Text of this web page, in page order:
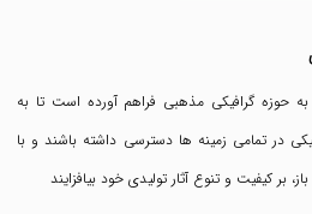
حوزه گرافیکی مذهبی فراهم آورده است تا به
در تمامی زمینه ها دسترسی داشته باشند و با
بر کیفیت و تنوع آثار تولیدی خود بیافزایند